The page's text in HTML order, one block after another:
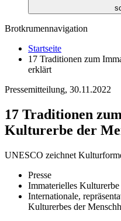
Brotkrumennavigation
Startseite
17 Traditionen zum
erklärt
Pressemitteilung, 30.11.2022
17 Traditionen
Kulturerbe der
UNESCO zeichnet
Presse
Immaterielles Kulturerbe
Internationale,
Kulturerbes der